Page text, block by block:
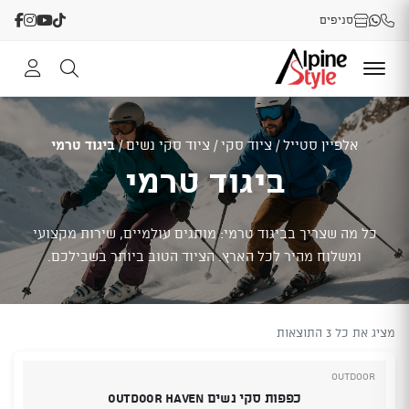
סניפים
אלפיין סטייל/ציוד סקי/ ציוד סקי נשים/ביגוד טרמי
ביגוד טרמי
כל מה שצריך בביגוד טרמי: מותגים עולמיים, שירות מקצועי
ומשלוח מהיר לכל הארץ. הציוד הטוב ביותר בשבילכם.
מציג את כל 3 התוצאות
Outdoor
כפפות סקי נשים Outdoor Haven